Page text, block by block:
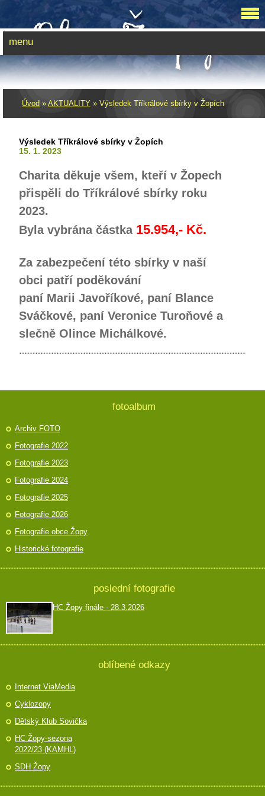
Úvod » AKTUALITY » Výsledek Tříkrálové sbírky v Žopích
Výsledek Tříkrálové sbírky v Žopích
15. 1. 2023
Charita děkuje všem, kteří v Žopech
přispěli do Tříkrálové sbírky roku
2023.
Byla vybrána částka 15.954,- Kč.
Za zabezpečení této sbírky v naší
obci patří poděkování
paní Marii Javoříkové, paní Blance
Sváčkové, paní Veronice Turoňové a
slečně Olince Michálkové.
menu
fotoalbum
Archiv FOTO
Fotografie 2022
Fotografie 2023
Fotografie 2024
Fotografie 2025
Fotografie 2026
Fotografie obce Žopy
Historické fotografie
poslední fotografie
HC Žopy finále - 28.3.2026
oblíbené odkazy
Internet ViaMedia
Cyklozopy
Dětský Klub Sovička
HC Žopy-sezona
2022/23 (KAMHL)
SDH Žopy